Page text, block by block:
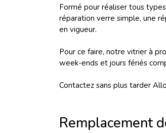
Formé pour réaliser tous
réparation verre simple, une
en vigueur.
Pour ce faire, notre vitrier à
week-ends et jours fériés
Contactez sans plus tarder
Remplacement